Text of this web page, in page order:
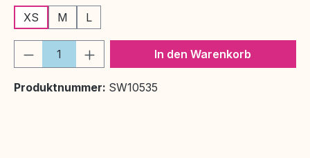
XS
M L
Produkt Anzahl: Gib denIn den Warenkorb
Produktnummer: SW10535